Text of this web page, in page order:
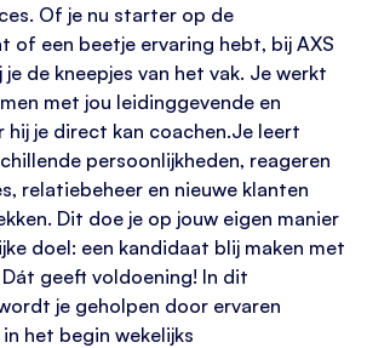
Of je nu starter op de
of een beetje ervaring hebt, bij AXS
de kneepjes van het vak. Je werkt
met jou leidinggevende en
hij je direct kan coachen.Je leert
persoonlijkheden, reageren
relatiebeheer en nieuwe klanten
Dit doe je op jouw eigen manier
doel: een kandidaat blij maken met
Dát geeft voldoening! In dit
je geholpen door ervaren
in het begin wekelijks